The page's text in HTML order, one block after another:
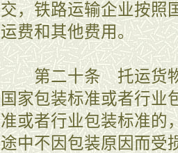
交，铁路运输企业按照
运费和其他费用。
第二十条 托运货物
国家包装标准或者行业
准或者行业包装标准的
途中不因包装原因而受